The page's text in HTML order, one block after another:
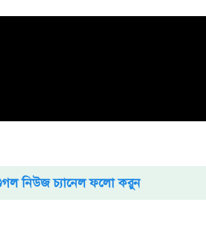
নিউজ চ্যানেল ফলো করুন